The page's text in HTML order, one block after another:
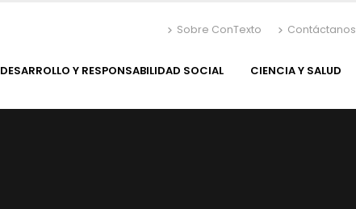
Sobre ConTexto Contáctanos
DESARROLLO Y RESPONSABILIDAD SOCIAL CIENCIA Y SALUD